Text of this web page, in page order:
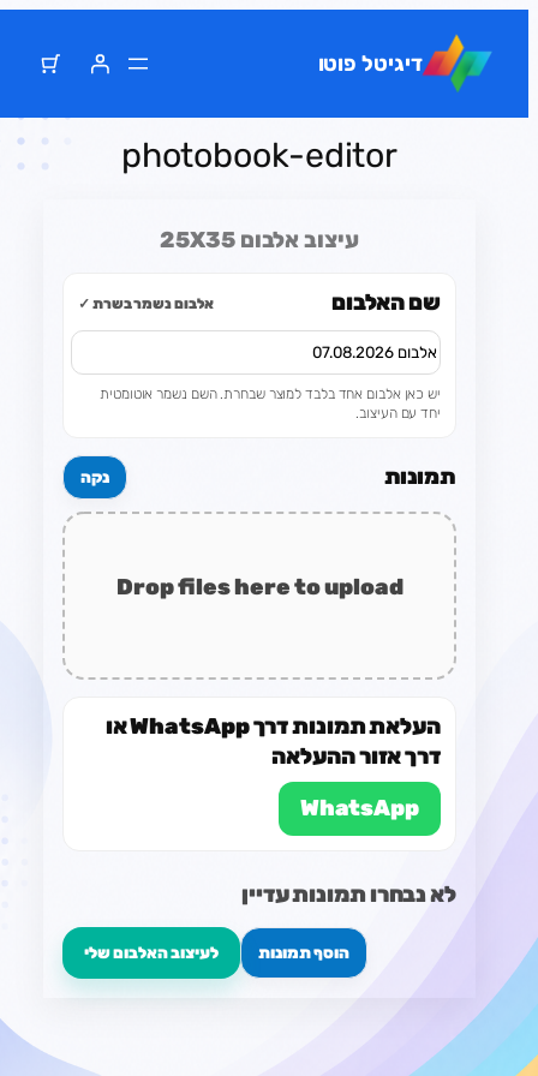
לתוכן
דיגיטל פוטו
photobook-editor
עיצוב אלבום 25X35
שם האלבום אלבום נשמר בשרת ✓
יש כאן אלבום אחד בלבד למוצר שבחרת. השם נשמר אוטומטית
יחד עם העיצוב.
תמונות נקה
Drop files here to upload
העלאת תמונות דרך WhatsApp או
דרך אזור ההעלאה
WhatsApp
לא נבחרו תמונות עדיין
הוסף תמונות לעיצוב האלבום שלי